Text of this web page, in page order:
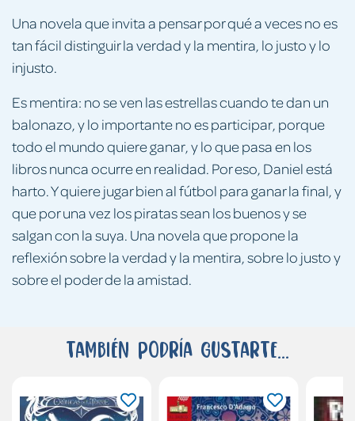
Una novela que invita a pensar por qué a veces no es
tan fácil distinguir la verdad y la mentira, lo justo y lo
injusto.
Es mentira: no se ven las estrellas cuando te dan un
balonazo, y lo importante no es participar, porque
todo el mundo quiere ganar, y lo que pasa en los
libros nunca ocurre en realidad. Por eso, Daniel está
harto. Y quiere jugar bien al fútbol para ganar la final, y
que por una vez los piratas sean los buenos y se
salgan con la suya. Una novela que propone la
reflexión sobre la verdad y la mentira, sobre lo justo y
sobre el poder de la amistad.
También podría gustarte...